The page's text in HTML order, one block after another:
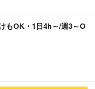
もOK・1日4h～/週3～O